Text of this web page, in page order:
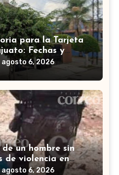
para la Tarjeta
Fechas y
de registro
agosto 6, 2026
un hombre sin
de violencia en
Celaya
agosto 6, 2026